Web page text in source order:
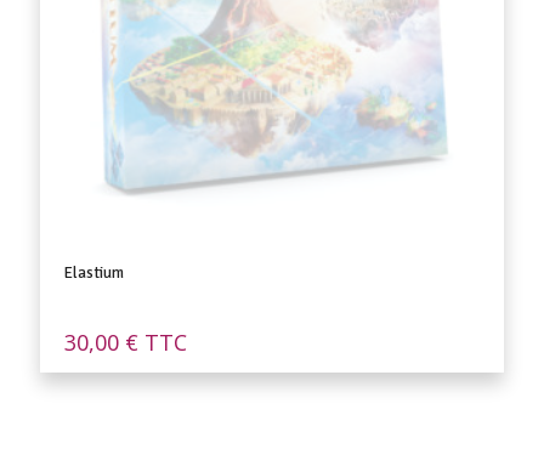
Elastium
30,00 € TTC